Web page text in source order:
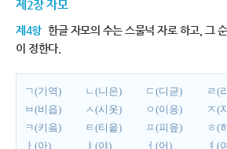
제2장 자모
제4항 한글 자모의 수는 스물넉 자로 하고, 그
이 정한다.
ㄱ(기역) ㄴ(니은) ㄷ(디귿) ㄹ(
ㅂ(비읍)
ㅅ(시옷) ㅇ(이응) ㅈ(
ㅋ(키읔)
ㅌ(티읕) ㅍ(피읖)
ㅎ(
ㅏ(아)
ㅑ(야) ㅓ(어) ㅕ(